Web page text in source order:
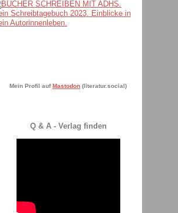
Mein Profil auf Mastodon (literatur.social)
Q & A - Verlag finden